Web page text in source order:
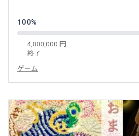
100%
4,000,000 円
終了
ゲーム